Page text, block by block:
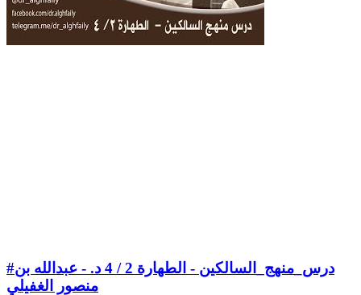
#درس_منهج_السالكين - الطهارة 2 / 4 د. - عبدالله بن
منصور الغفيلي